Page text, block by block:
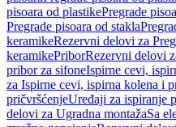
pisoara od plastikePregrade
Pregrade pisoara od stakla
keramikeRezervni delovi za
keramikePriborRezervni delovi
pribor za sifoneIspirne cevi,
za Ispirne cevi, ispirna kolena i
pričvršćenjeUređaji za ispiranje
delovi za Ugradna montažaSa